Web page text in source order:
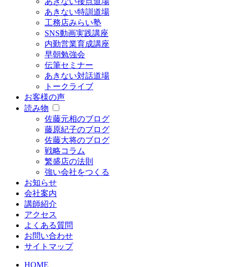
あきない特訓道場
工務店みらい塾
SNS動画実践講座
内勤営業育成講座
早朝勉強会
伝筆セミナー
あきない対話道場
トークライブ
お客様の声
読み物
佐藤元相のブログ
藤原紀子のブログ
佐藤大将のブログ
戦略コラム
繁盛店の法則
強い会社をつくる
お知らせ
会社案内
講師紹介
アクセス
よくある質問
お問い合わせ
サイトマップ
HOME